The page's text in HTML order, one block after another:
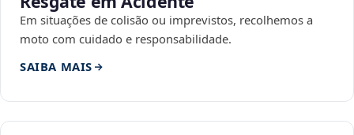
Em situações de colisão ou imprevistos, recolhemos a
moto com cuidado e responsabilidade.
SAIBA MAIS